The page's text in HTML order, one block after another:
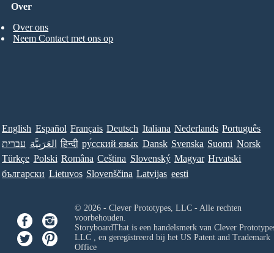
Over
Over ons
Neem Contact met ons op
English Español Français Deutsch Italiana Nederlands Português
עברית العَرَبِيَّة हिन्दी ру́сский язы́к Dansk Svenska Suomi Norsk
Türkçe Polski Româna Ceština Slovenský Magyar Hrvatski
български Lietuvos Slovenščina Latvijas eesti
© 2026 - Clever Prototypes, LLC - Alle rechten
voorbehouden.
StoryboardThat is een handelsmerk van Clever
LLC, en geregistreerd bij het US Patent and Trademark
Office